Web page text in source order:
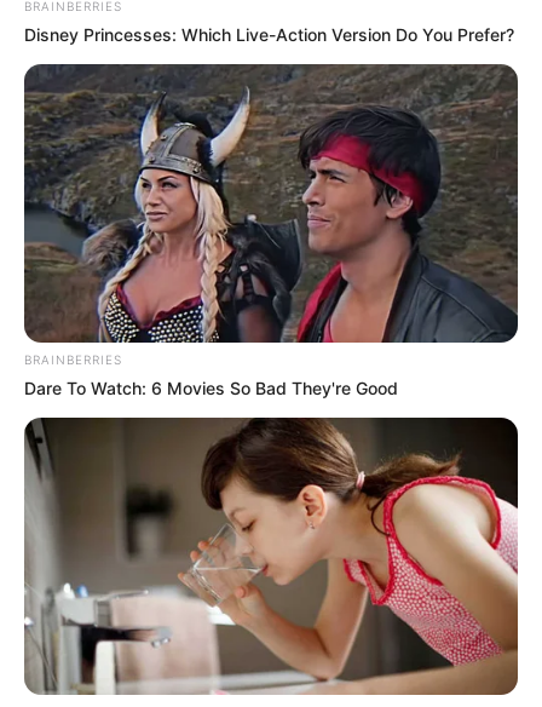
Le pronostic en or de Logic-Prono
nouvelle version en exclusivité
Les meilleurs de ces pronostics sont sur la toute
nouvelle version du logiciel 100 % gratuitLogic-
Prono V3
. Vous n’avez plus qu’à les sélectionner et
l’unique et super logiciel du Tiercé Quarté Quinté du
jour en fera la synthèse, ce qui sera peut-être le
meilleur pronostic PMU gagnant.
BRAINBERRIES
Disney Princesses: Which Live-Action Version Do You Prefer?
BRAINBERRIES
Dare To Watch: 6 Movies So Bad They're Good